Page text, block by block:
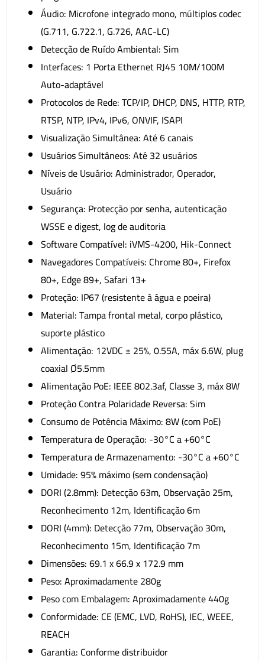
Áudio: Microfone integrado mono, múltiplos codec
(G.711, G.722.1, G.726, AAC-LC)
Detecção de Ruído Ambiental: Sim
Interfaces: 1 Porta Ethernet RJ45 10M/100M
Auto-adaptável
Protocolos de Rede: TCP/IP, DHCP, DNS, HTTP, RTP,
RTSP, NTP, IPv4, IPv6, ONVIF, ISAPI
Visualização Simultânea: Até 6 canais
Usuários Simultâneos: Até 32 usuários
Níveis de Usuário: Administrador, Operador,
Usuário
Segurança: Protecção por senha, autenticação
WSSE e digest, log de auditoria
Software Compatível: iVMS-4200, Hik-Connect
Navegadores Compatíveis: Chrome 80+, Firefox
80+, Edge 89+, Safari 13+
Proteção: IP67 (resistente à água e poeira)
Material: Tampa frontal metal, corpo plástico,
suporte plástico
Alimentação: 12VDC ± 25%, 0.55A, máx 6.6W, plug
coaxial Ø5.5mm
Alimentação PoE: IEEE 802.3af, Classe 3, máx 8W
Proteção Contra Polaridade Reversa: Sim
Consumo de Potência Máximo: 8W (com PoE)
Temperatura de Operação: -30°C a +60°C
Temperatura de Armazenamento: -30°C a +60°C
Umidade: 95% máximo (sem condensação)
DORI (2.8mm): Detecção 63m, Observação 25m,
Reconhecimento 12m, Identificação 6m
DORI (4mm): Detecção 77m, Observação 30m,
Reconhecimento 15m, Identificação 7m
Dimensões: 69.1 x 66.9 x 172.9 mm
Peso: Aproximadamente 280g
Peso com Embalagem: Aproximadamente 440g
Conformidade: CE (EMC, LVD, RoHS), IEC, WEEE,
REACH
Garantia: Conforme distribuidor